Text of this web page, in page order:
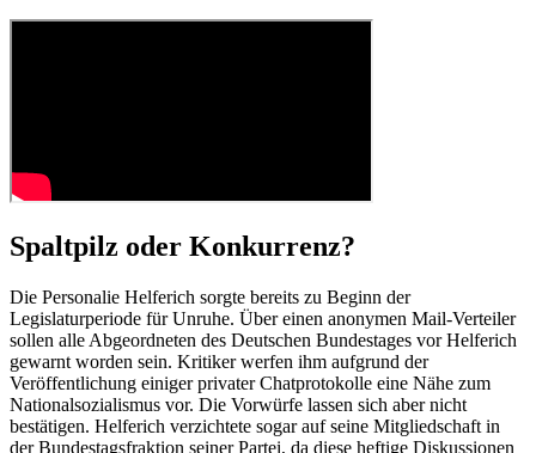
Spaltpilz oder Konkurrenz?
Die Personalie Helferich sorgte bereits zu Beginn der
Legislaturperiode für Unruhe. Über einen anonymen Mail-Verteiler
sollen alle Abgeordneten des Deutschen Bundestages vor Helferich
gewarnt worden sein. Kritiker werfen ihm aufgrund der
Veröffentlichung einiger privater Chatprotokolle eine Nähe zum
Nationalsozialismus vor. Die Vorwürfe lassen sich aber nicht
bestätigen. Helferich verzichtete sogar auf seine Mitgliedschaft in
der Bundestagsfraktion seiner Partei, da diese heftige Diskussionen